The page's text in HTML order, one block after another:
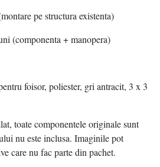
pe structura existenta)
(componenta + manopera)
foisor, poliester, gri antracit, 3 x 3
toate componentele originale sunt
nu este inclusa. Imaginile pot
care nu fac parte din pachet.